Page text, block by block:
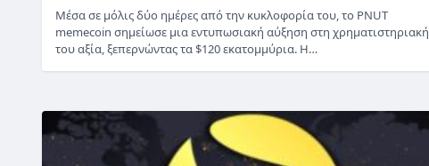
Μέσα σε μόλις δύο ημέρες από την κυκλοφορία του, το PNUT
memecoin σημείωσε μια εντυπωσιακή αύξηση στη χρηματιστηριακή
του αξία, ξεπερνώντας τα $120 εκατομμύρια. Η…